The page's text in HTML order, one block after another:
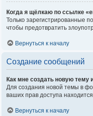
Когда я щёлкаю по ссылке
Только зарегистрированные
чтобы предотвратить
Вернуться к началу
Создание сообщений
Как мне создать новую тему
Для создания новой темы в
ваших прав доступа
Вернуться к началу